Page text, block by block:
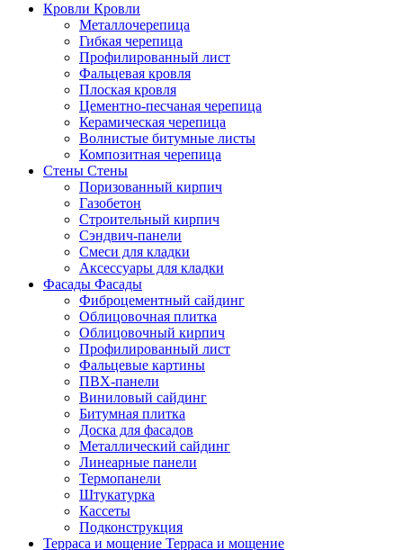
Кровли Кровли
Металлочерепица
Гибкая черепица
Профилированный лист
Фальцевая кровля
Плоская кровля
Цементно-песчаная черепица
Керамическая черепица
Волнистые битумные листы
Композитная черепица
Стены Стены
Поризованный кирпич
Газобетон
Строительный кирпич
Сэндвич-панели
Смеси для кладки
Аксессуары для кладки
Фасады Фасады
Фиброцементный сайдинг
Облицовочная плитка
Облицовочный кирпич
Профилированный лист
Фальцевые картины
ПВХ-панели
Виниловый сайдинг
Битумная плитка
Доска для фасадов
Металлический сайдинг
Линеарные панели
Термопанели
Штукатурка
Кассеты
Подконструкция
Терраса и мощение Терраса и мощение